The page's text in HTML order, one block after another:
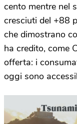
cento mentre nel
cresciuti del +88
che dimostrano
ha credito, come
offerta: i
oggi sono